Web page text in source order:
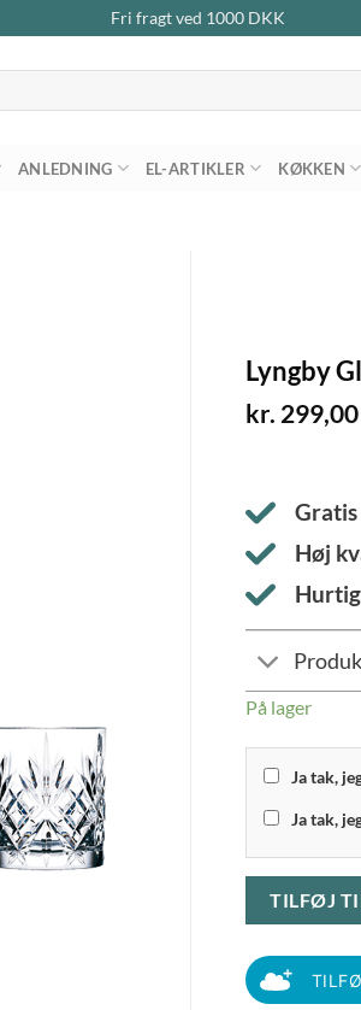
Fri fragt ved 1000DKK
ANLEDNING EL-ARTIKLER KØKKEN
Lyngby
kr. 299,00
Høj
På lager
Ja tak,
Ja tak,
TILFØJ